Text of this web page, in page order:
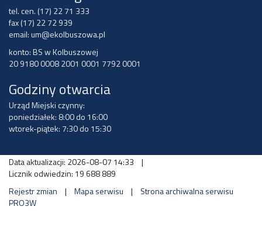
tel. cen. (17) 22 71 333
fax (17) 22 72 939
email:um@ekolbuszowa.pl
konto: BS w Kolbuszowej
20 9180 0008 2001 0001 7792 0001
Godziny otwarcia
Urząd Miejski czynny:
poniedziałek: 8:00 do 16:00
wtorek-piątek: 7:30 do 15:30
Data aktualizacji: 2026-08-07 14:33
|
Licznik odwiedzin: 19 688 889
Rejestr zmian
| Mapa serwisu |
Strona archiwalna serwisu
PRO3W